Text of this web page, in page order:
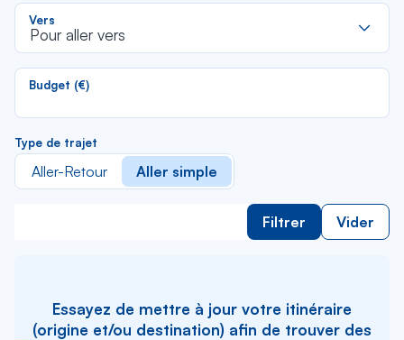
Vers
Pour aller vers
Budget (€)
Type de trajet
Aller-Retour Aller simple
Filtrer Vider
Essayez de mettre à jour votre itinéraire
(origine et/ou destination) afin de trouver des